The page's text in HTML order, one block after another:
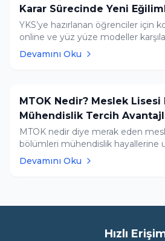
Karar Sürecinde Yeni
YKS’ye hazırlanan öğrenciler için
online ve yüz yüze modeller
göre seçim, öğrencinin ihtiyaçlarına
Devamını Oku
MTOK Nedir? Meslek Lisesi
Mühendislik Tercih
MTOK nedir diye merak eden
bölümleri mühendislik hayallerine
yoludur. Düşük sıralamalarla
Devamını Oku
Hızlı